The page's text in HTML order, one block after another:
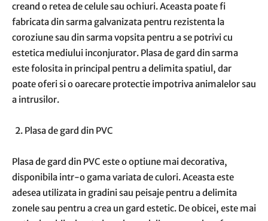
creand o retea de celule sau ochiuri. Aceasta poate fi
fabricata din sarma galvanizata pentru rezistenta la
coroziune sau din sarma vopsita pentru a se potrivi cu
estetica mediului inconjurator. Plasa de gard din sarma
este folosita in principal pentru a delimita spatiul, dar
poate oferi si o oarecare protectie impotriva animalelor sau
a intrusilor.
Plasa de gard din PVC
Plasa de gard din PVC este o optiune mai decorativa,
disponibila intr-o gama variata de culori. Aceasta este
adesea utilizata in gradini sau peisaje pentru a delimita
zonele sau pentru a crea un gard estetic. De obicei, este mai